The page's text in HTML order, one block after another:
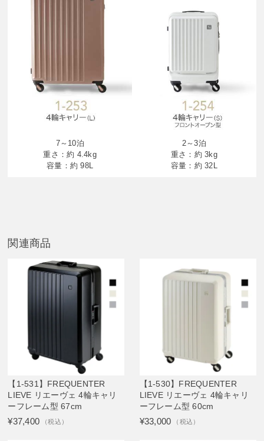
7～10泊
重さ：約 4.4kg
容量：約 98L
2～3泊
重さ：約 3kg
容量：約 32L
関連商品
【1-531】FREQUENTER
LIEVE リエーヴェ 4輪キャリ
ーフレーム型 67cm
¥37,400 （税込）
【1-530】FREQUENTER
LIEVE リエーヴェ 4輪キャリ
ーフレーム型 60cm
¥33,000 （税込）